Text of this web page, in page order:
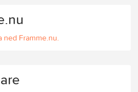
ned Framme.nu.